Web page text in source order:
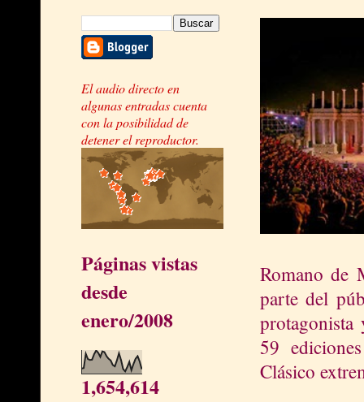
El audio directo en
algunas entradas cuenta
con la posibilidad de
detener el reproductor.
Páginas vistas
desde
enero/2008
1,654,614
Romano de
parte del
59
Clásico